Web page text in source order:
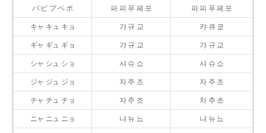
パ ピ プ ペ ポ 파 피 푸 페 포 파 피 푸 페 포
キャ キュ キョ 갸 규 교 캬 큐 쿄
ギャ ギュ ギョ 갸 규 교 갸 규 교
シャ シュ ショ 샤 슈 쇼 샤 슈 쇼
ジャ ジュ ジョ 자 주 조 자 주 조
チャ チュ チョ 자 주 조 차 추 초
ニャ ニュ ニョ 냐 뉴 뇨 냐 뉴 뇨